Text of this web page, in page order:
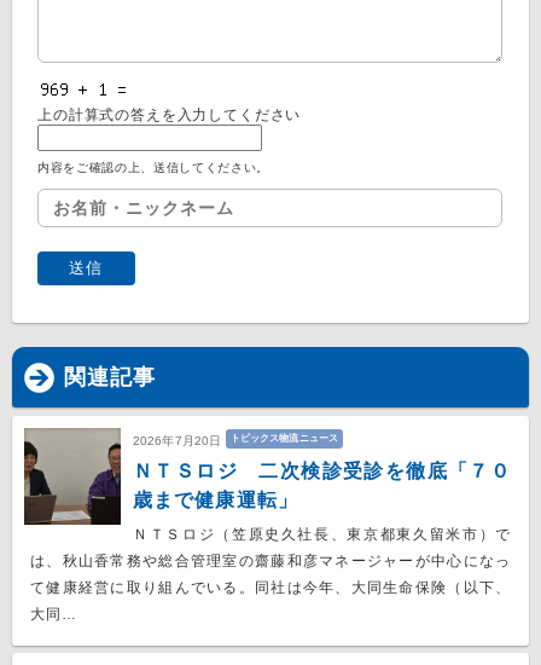
上の計算式の答えを入力してください
内容をご確認の上、送信してください。
関連記事
2026年7月20日 トピックス物流ニュース
ＮＴＳロジ 二次検診受診を徹底「７０
歳まで健康運転」
ＮＴＳロジ（笠原史久社長、東京都東久留米市）で
は、秋山香常務や総合管理室の齋藤和彦マネージャーが中心になっ
て健康経営に取り組んでいる。同社は今年、大同生命保険（以下、
大同…